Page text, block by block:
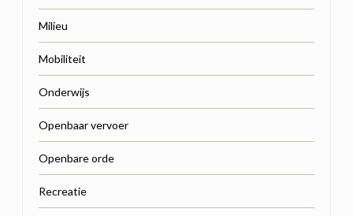
Milieu
Mobiliteit
Onderwijs
Openbaar vervoer
Openbare orde
Recreatie